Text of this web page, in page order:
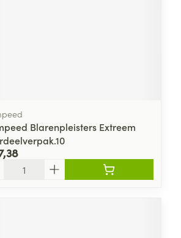
Blarenpleisters Extreem